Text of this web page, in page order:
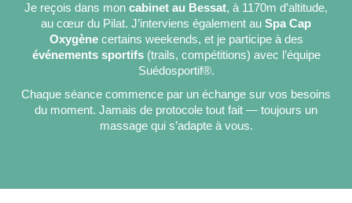
Je reçois dans mon cabinet au Bessat, à 1170m d’altitude,
au cœur du Pilat. J’interviens également au Spa Cap
Oxygènecertains weekends, et je participe à des
événements sportifs(trails, compétitions) avec l’équipe
Suédosportif®.
Chaque séance commence par un échange sur vos besoins
du moment. Jamais de protocole tout fait — toujours un
massage qui s’adapte à vous.